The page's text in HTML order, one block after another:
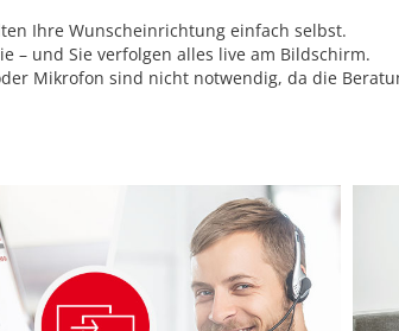
Ihre Wunscheinrichtung einfach selbst.
– und Sie verfolgen alles live am Bildschirm.
Mikrofon sind nicht notwendig, da die